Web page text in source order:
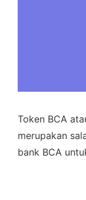
Token BCA
merupakan
bank BCA